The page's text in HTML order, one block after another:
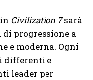
Civilization 7sarà
progressione a
e moderna. Ogni
differenti e
leader per